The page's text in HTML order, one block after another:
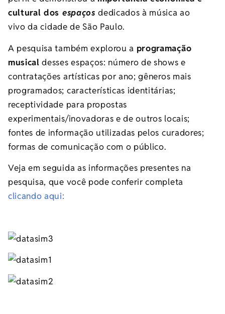
cultural dos espaçosdedicados à música ao
vivo da cidade de São Paulo.
A pesquisa também explorou a programação
musical desses espaços: número de shows e
contratações artísticas por ano; gêneros mais
programados; características identitárias;
receptividade para propostas
experimentais/inovadoras e de outros locais;
fontes de informação utilizadas pelos curadores;
formas de comunicação com o público.
Veja em seguida as informações presentes na
pesquisa, que você pode conferir completa
clicando aqui: